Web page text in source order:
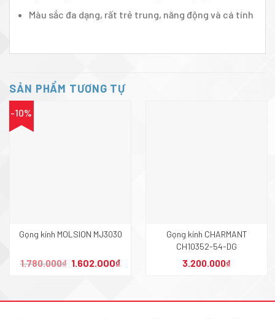
Màu sắc đa dạng, rất trẻ trung, năng động và cá tính
SẢN PHẨM TƯƠNG TỰ
-10%
Gọng kính MOLSION MJ3030
1.780.000₫ Giá
gốc
1.602.000₫Giá
hiện
Gọng kính CHARMANT
CH10352-54-DG
3.200.000₫